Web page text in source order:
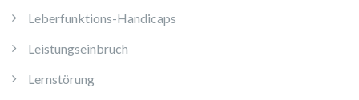
Leberfunktions-Handicaps
Leistungseinbruch
Lernstörung